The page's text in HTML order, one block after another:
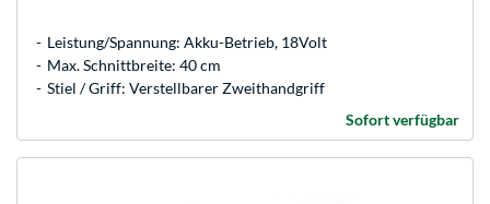
Leistung/Spannung: Akku-Betrieb, 18Volt
Max. Schnittbreite: 40 cm
Stiel / Griff: Verstellbarer Zweithandgriff
Sofort verfügbar